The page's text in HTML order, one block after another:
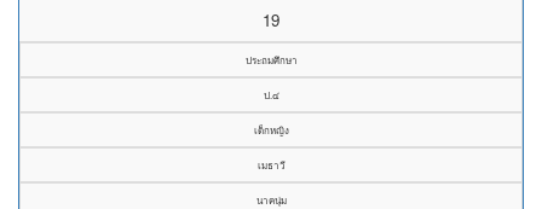
19
ประถมศึกษา
ป.๔
เด็กหญิง
เมธาวี
นาคนุ่ม